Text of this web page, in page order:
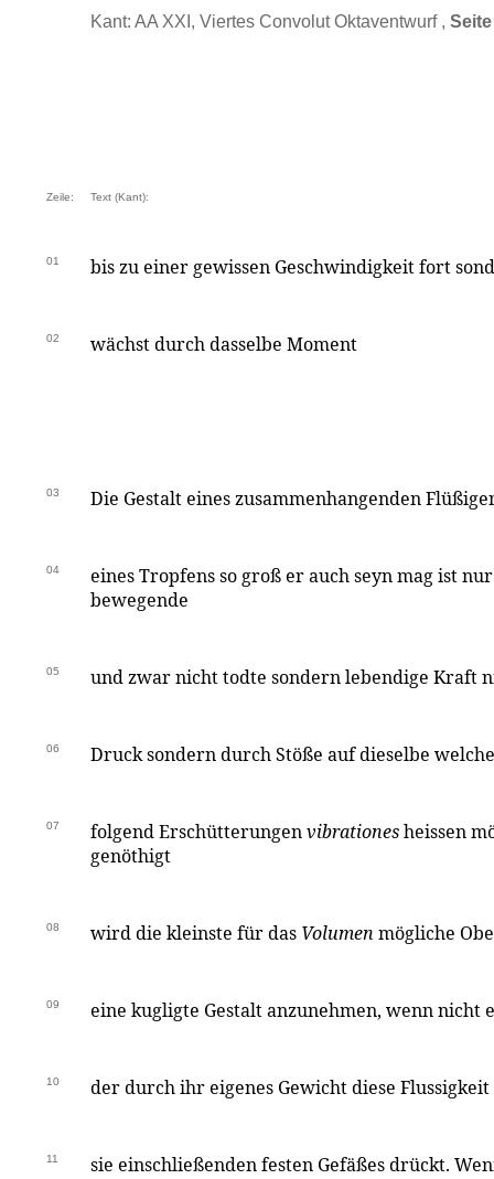
Kant: AA XXI, Viertes Convolut Oktaventwurf ,
Zeile: Text (Kant):
01 bis zu einer gewissen Geschwindigkeit fort
02 wächst durch dasselbe Moment
03 Die Gestalt eines zusammenhangenden
04
eines Tropfens so groß er auch seyn mag ist
bewegende
05 und zwar nicht todte sondern lebendige Kraft
06 Druck sondern durch Stöße auf dieselbe
07 folgend Erschütterungenvibrationesheissen
genöthigt
08 wird die kleinste für das Volumen mögliche
09 eine kugligte Gestalt anzunehmen, wenn
10 der durch ihr eigenes Gewicht diese
11 sie einschließenden festen Gefäßes drückt.